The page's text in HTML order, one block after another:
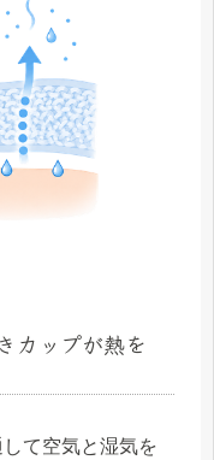
カップが熱を
て空気と湿気を